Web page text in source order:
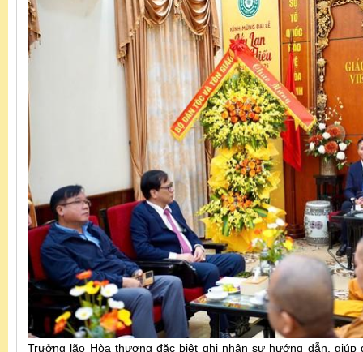
Trưởng lão Hòa thượng đặc biệt ghi nhận sự hướng dẫn, giúp